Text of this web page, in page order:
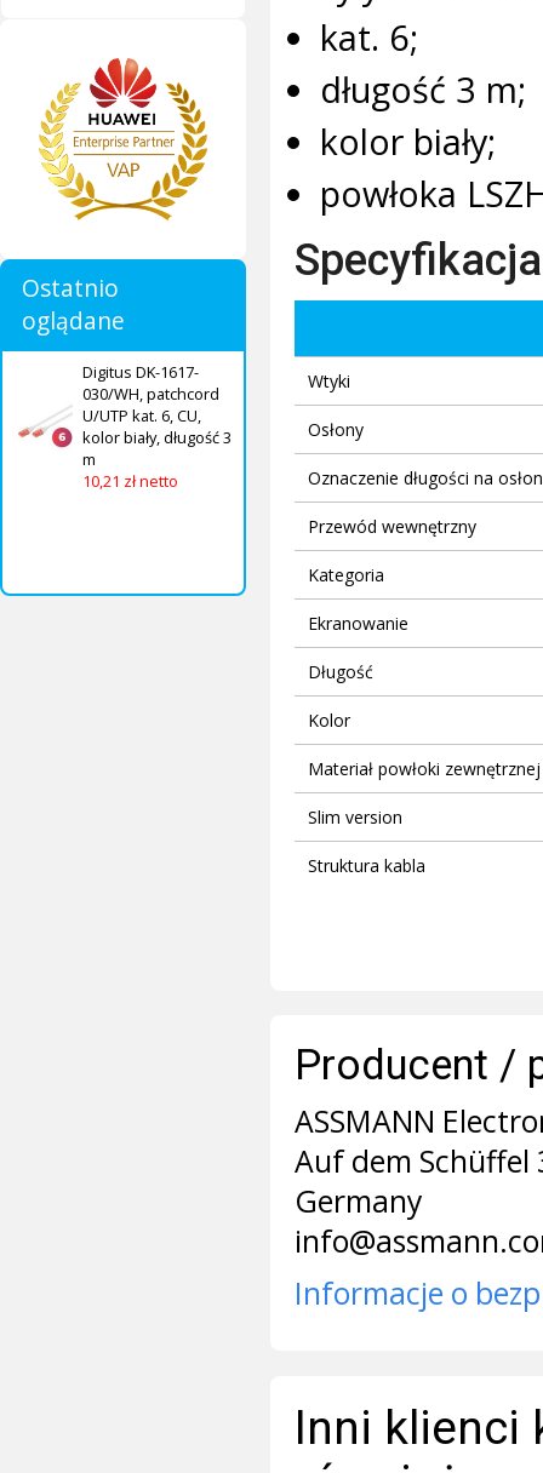
Ostatnio
oglądane
Digitus DK-1617-
030/WH, patchcord
U/UTP kat. 6, CU,
kolor biały, długość 3
m
10,21 zł netto
kat. 6;
długość 3 m;
kolor biały;
powłoka
Specyfikacja
Wtyki
Osłony
Oznaczenie długości na
Przewód wewnętrzny
Kategoria
Ekranowanie
Długość
Kolor
Materiał powłoki zewnętrznej
Slim version
Struktura kabla
Producent /
ASSMANN
Auf dem Schüffel
Germany
Informacje o
Inni klienci